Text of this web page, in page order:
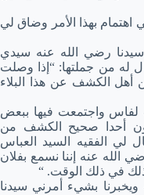
بهذا الأمر وضاق لي
رضي الله عنه سيدي
له من جملتها: “إذا وصلت
أهل الكشف عن هذا البلاء
لفاس واجتمعت فيها ببعض
أحدا صحيح الكشف من
لي الفقيه السيد العباس
الله عنه إننا نسمع بفلان
في ذلك الوقت. “
ويخبرنا بشيء أمرني سيدنا